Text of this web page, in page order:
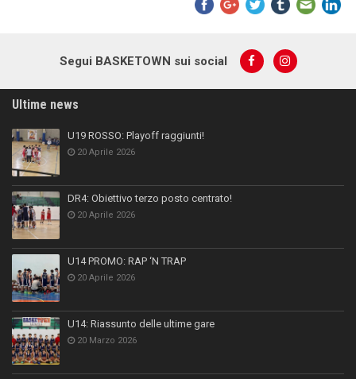
Segui BASKETOWN sui social
Ultime news
U19 ROSSO: Playoff raggiunti!
20 Aprile 2026
DR4: Obiettivo terzo posto centrato!
20 Aprile 2026
U14 PROMO: RAP ‘N TRAP
20 Aprile 2026
U14: Riassunto delle ultime gare
20 Marzo 2026